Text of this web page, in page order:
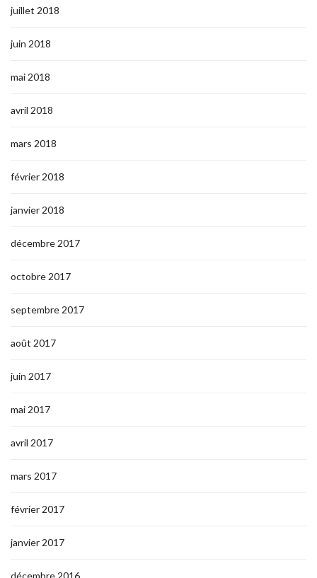
juillet 2018
juin 2018
mai 2018
avril 2018
mars 2018
février 2018
janvier 2018
décembre 2017
octobre 2017
septembre 2017
août 2017
juin 2017
mai 2017
avril 2017
mars 2017
février 2017
janvier 2017
décembre 2016